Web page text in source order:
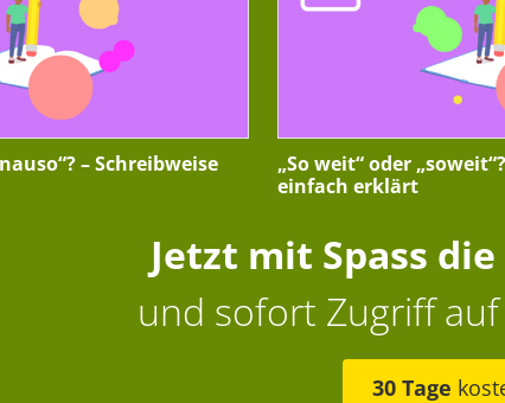
– Schreibweise
„So weit“ oder
einfach erklärt
Jetzt mit Spass
und sofort Zugriff
30 Tage